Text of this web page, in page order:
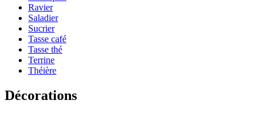
Ravier
Saladier
Sucrier
Tasse café
Tasse thé
Terrine
Théière
Décorations